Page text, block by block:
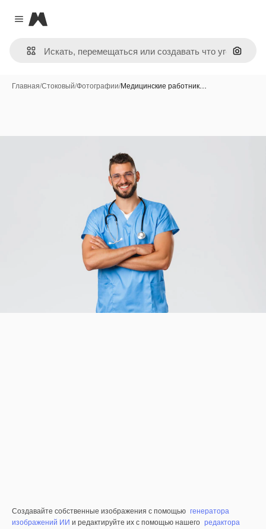
Close menu
Magnific
Поиск
Главная/Стоковый/Фотографии/Медицинские работник…
Создавайте собственные изображения с помощью генератора
изображений ИИ и редактируйте их с помощью нашего редактора